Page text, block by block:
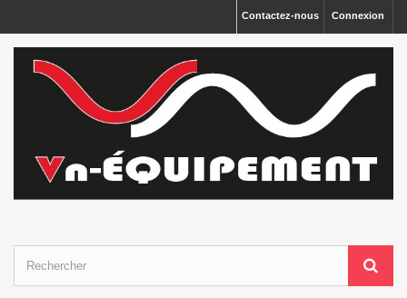
Connexion
Contactez-nous